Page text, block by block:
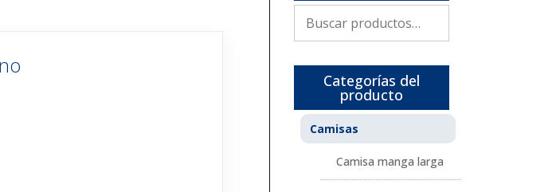
por:
Categorías del
producto
Camisas
Camisa manga larga